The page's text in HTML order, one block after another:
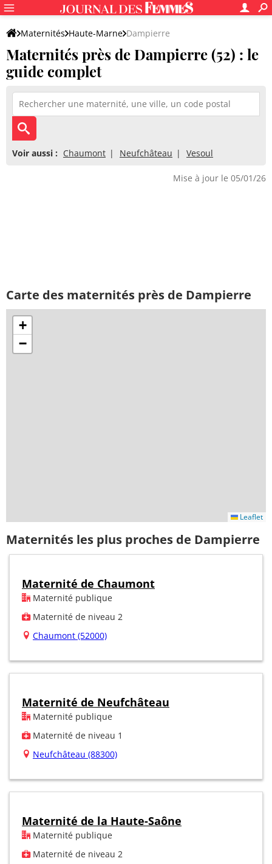
Maternités Haute-Marne Dampierre
Maternités près de Dampierre (52) : le
guide complet
Voir aussi : Chaumont Neufchâteau Vesoul
Mise à jour le 05/01/26
Carte des maternités près de Dampierre
+
−
Leaflet
Maternités les plus proches de Dampierre
Maternité de Chaumont
Maternité publique
Maternité de niveau 2
Chaumont (52000)
Maternité de Neufchâteau
Maternité publique
Maternité de niveau 1
Neufchâteau (88300)
Maternité de la Haute-Saône
Maternité publique
Maternité de niveau 2